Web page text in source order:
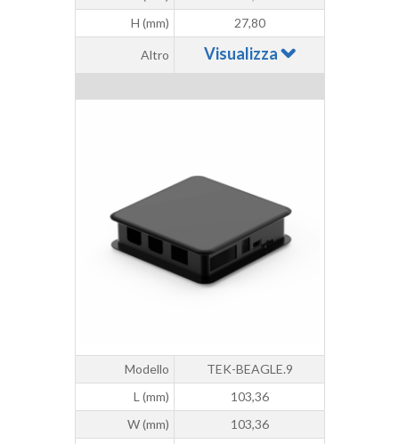
H (mm)
27,80
Altro Visualizza
Modello
TEK-BEAGLE.9
L (mm)
103,36
W (mm)
103,36